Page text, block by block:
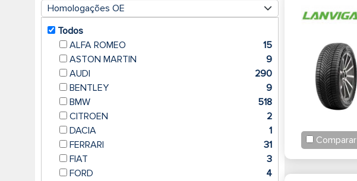
Homologações OE
Todos
ALFA ROMEO
15
ASTON MARTIN
9
AUDI
290
BENTLEY
9
BMW
518
CITROEN
2
DACIA
1
FERRARI
31
FIAT
3
FORD
4
Comparar